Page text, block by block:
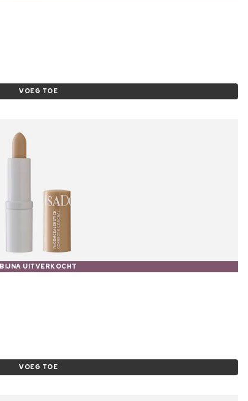
VOEG TOE
BIJNA UITVERKOCHT
VOEG TOE